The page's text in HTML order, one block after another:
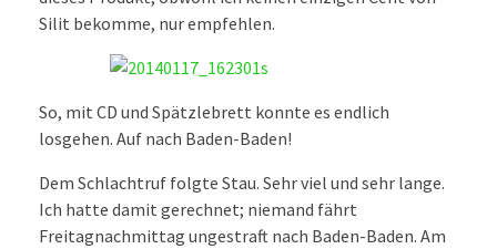
Silit bekomme, nur empfehlen.
So, mit CD und Spätzlebrett konnte es endlich
losgehen. Auf nach Baden-Baden!
Dem Schlachtruf folgte Stau. Sehr viel und sehr lange.
Ich hatte damit gerechnet; niemand fährt
Freitagnachmittag ungestraft nach Baden-Baden. Am